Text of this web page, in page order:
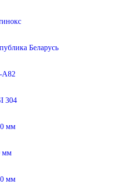
Беларусь
A82
304
мм
мм
мм